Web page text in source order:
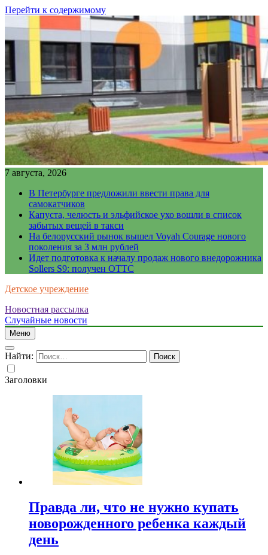
Перейти к содержимому
7 августа, 2026
В Петербурге предложили ввести права для
самокатчиков
Капуста, челюсть и эльфийское ухо вошли в список
забытых вещей в такси
На белорусский рынок вышел Voyah Courage нового
поколения за 3 млн рублей
Идет подготовка к началу продаж нового внедорожника
Sollers S9: получен ОТТС
Детское учреждение
Новостная рассылка
Случайные новости
Меню
Найти:
Заголовки
Правда ли, что не нужно купать
новорожденного ребенка каждый
день